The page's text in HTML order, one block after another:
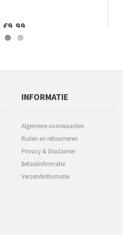
€9,99
INFORMATIE
Algemene voorwaarden
Ruilen en retourneren
Privacy & Disclaimer
Betaalinformatie
Verzendinformatie